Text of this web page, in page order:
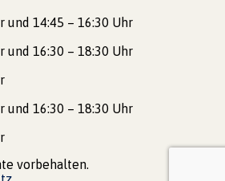
und 14:45 – 16:30 Uhr
und 16:30 – 18:30 Uhr
und 16:30 – 18:30 Uhr
vorbehalten.